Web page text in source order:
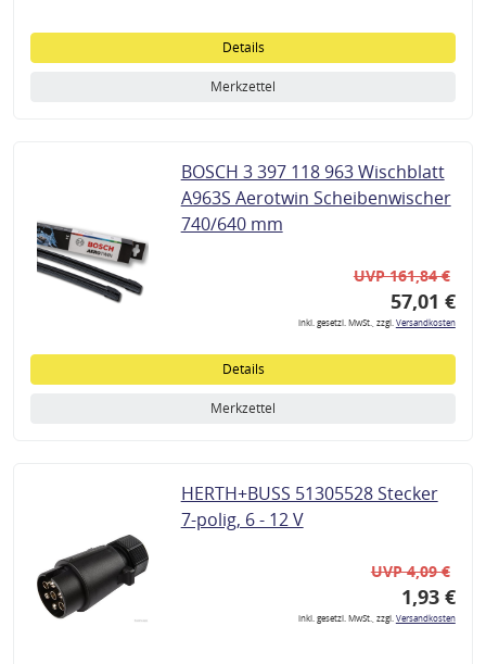
Details
Merkzettel
BOSCH 3 397 118 963 Wischblatt
A963S Aerotwin Scheibenwischer
740/640 mm
UVP 161,84 €
57,01 €
inkl. gesetzl. MwSt., zzgl.Versandkosten
Details
Merkzettel
HERTH+BUSS 51305528 Stecker
7-polig, 6 - 12 V
UVP 4,09 €
1,93 €
inkl. gesetzl. MwSt., zzgl.Versandkosten